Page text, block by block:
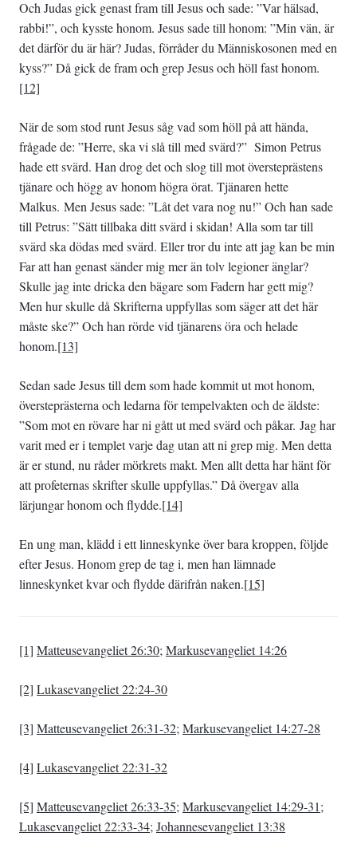
Och Judas gick genast fram till Jesus och sade: ”Var hälsad,
rabbi!”, och kysste honom. Jesus sade till honom: ”Min vän, är
det därför du är här? Judas, förråder du Människosonen med en
kyss?” Då gick de fram och grep Jesus och höll fast honom.
[12]
När de som stod runt Jesus såg vad som höll på att hända,
frågade de: ”Herre, ska vi slå till med svärd?” Simon Petrus
hade ett svärd. Han drog det och slog till mot översteprästens
tjänare och högg av honom högra örat. Tjänaren hette
Malkus. Men Jesus sade: ”Låt det vara nog nu!” Och han sade
till Petrus: ”Sätt tillbaka ditt svärd i skidan! Alla som tar till
svärd ska dödas med svärd. Eller tror du inte att jag kan be min
Far att han genast sänder mig mer än tolv legioner änglar?
Skulle jag inte dricka den bägare som Fadern har gett mig?
Men hur skulle då Skrifterna uppfyllas som säger att det här
måste ske?” Och han rörde vid tjänarens öra och helade
honom.[13]
Sedan sade Jesus till dem som hade kommit ut mot honom,
översteprästerna och ledarna för tempelvakten och de äldste:
”Som mot en rövare har ni gått ut med svärd och påkar. Jag har
varit med er i templet varje dag utan att ni grep mig. Men detta
är er stund, nu råder mörkrets makt. Men allt detta har hänt för
att profeternas skrifter skulle uppfyllas.” Då övergav alla
lärjungar honom och flydde.[14]
En ung man, klädd i ett linneskynke över bara kroppen, följde
efter Jesus. Honom grep de tag i, men han lämnade
linneskynket kvar och flydde därifrån naken.[15]
[1] Matteusevangeliet 26:30;Markusevangeliet 14:26
[2] Lukasevangeliet 22:24-30
[3] Matteusevangeliet 26:31-32;Markusevangeliet 14:27-28
[4] Lukasevangeliet 22:31-32
[5] Matteusevangeliet 26:33-35;Markusevangeliet 14:29-31;
Lukasevangeliet 22:33-34;Johannesevangeliet 13:38